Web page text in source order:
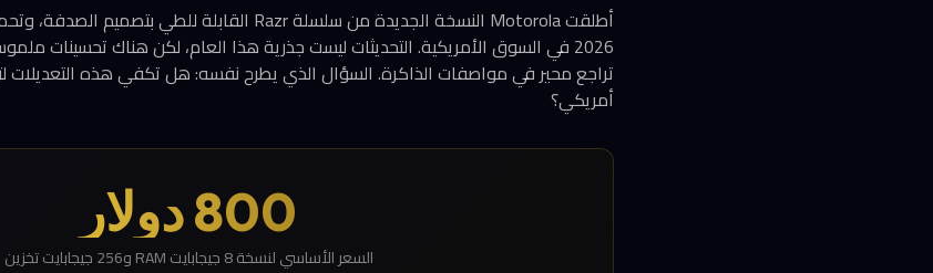
2026 في السوق الأمريكية. التحديثات ليست جذرية هذا العام، لكن هناك تحسينات
أمريكي؟
800 دولار
السعر الأساسي لنسخة 8 جيجابايت RAM و256 جيجابايت تخزين